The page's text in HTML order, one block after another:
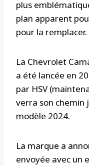
plus
plan apparent
pour la remplacer.
La Chevrolet
a été lancée en
par HSV
verra son chemin
modèle 2024.
La marque a
envoyée avec un